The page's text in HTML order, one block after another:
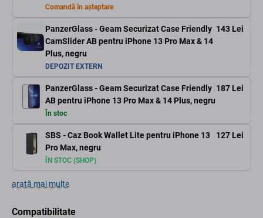
Comandă în așteptare
PanzerGlass - Geam Securizat Case Friendly
CamSlider AB pentru iPhone 13 Pro Max & 14
Plus, negru
143 Lei
DEPOZIT EXTERN
PanzerGlass - Geam Securizat Case Friendly
AB pentru iPhone 13 Pro Max & 14 Plus, negru
187 Lei
În stoc
SBS - Caz Book Wallet Lite pentru iPhone 13
Pro Max, negru
127 Lei
ÎN STOC (SHOP)
arată mai multe
Compatibilitate